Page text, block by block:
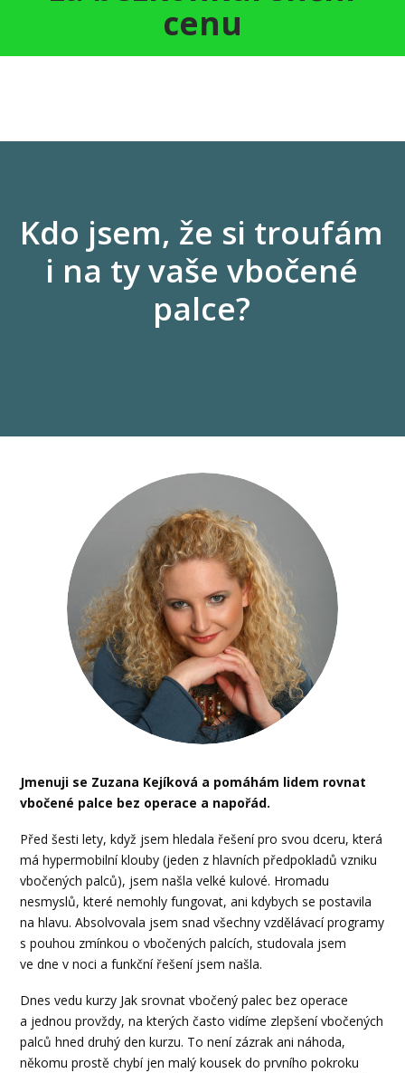
cenu
Kdo jsem, že si troufám
i na ty vaše vbočené
palce?
Jmenuji se Zuzana Kejíková a pomáhám lidem rovnat
vbočené palce bez operace a napořád.
Před šesti lety, když jsem hledala řešení pro svou dceru, která
má hypermobilní klouby (jeden z hlavních předpokladů vzniku
vbočených palců), jsem našla velké kulové. Hromadu
nesmyslů, které nemohly fungovat, ani kdybych se postavila
na hlavu. Absolvovala jsem snad všechny vzdělávací programy
s pouhou zmínkou o vbočených palcích, studovala jsem
ve dne v noci a funkční řešení jsem našla.
Dnes vedu kurzy Jak srovnat vbočený palec bez operace
a jednou provždy, na kterých často vidíme zlepšení vbočených
palců hned druhý den kurzu. To není zázrak ani náhoda,
někomu prostě chybí jen malý kousek do prvního pokroku